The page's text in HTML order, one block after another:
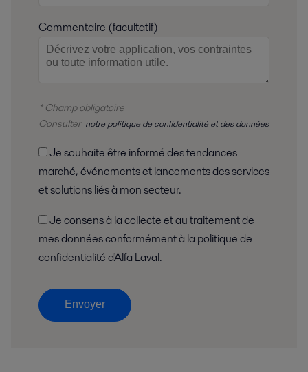
Commentaire (facultatif)
* Champ obligatoire
Consulter notre politique de confidentialité et des données
marché, événements et lancements des services
et solutions liés à mon secteur.
mes données conformément à la politique de
confidentialité d'Alfa Laval.
Envoyer